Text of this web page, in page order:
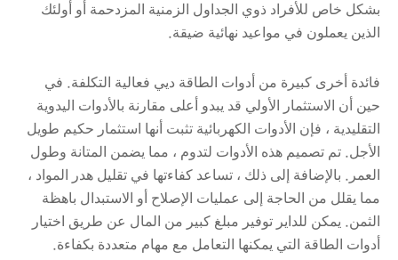
بشكل خاص للأفراد ذوي الجداول الزمنية المزدحمة أو أولئك
الذين يعملون في مواعيد نهائية ضيقة.
فائدة أخرى كبيرة من أدوات الطاقة ديي فعالية التكلفة. في
حين أن الاستثمار الأولي قد يبدو أعلى مقارنة بالأدوات اليدوية
التقليدية ، فإن الأدوات الكهربائية تثبت أنها استثمار حكيم طويل
الأجل. تم تصميم هذه الأدوات لتدوم ، مما يضمن المتانة وطول
العمر. بالإضافة إلى ذلك ، تساعد كفاءتها في تقليل هدر المواد ،
مما يقلل من الحاجة إلى عمليات الإصلاح أو الاستبدال باهظة
الثمن. يمكن للداير توفير مبلغ كبير من المال عن طريق اختيار
أدوات الطاقة التي يمكنها التعامل مع مهام متعددة بكفاءة.